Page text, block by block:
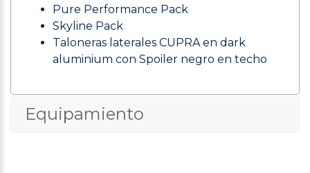
Pure Performance Pack
Skyline Pack
Taloneras laterales CUPRA en dark
aluminium con Spoiler negro en techo
Equipamiento